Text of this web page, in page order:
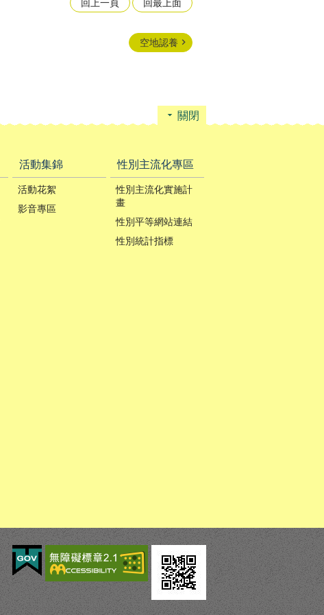
回上一頁 回最上面
空地認養
關閉
活動集錦
活動花絮
影音專區
性別主流化專區
性別主流化實施計
畫
性別平等網站連結
性別統計指標